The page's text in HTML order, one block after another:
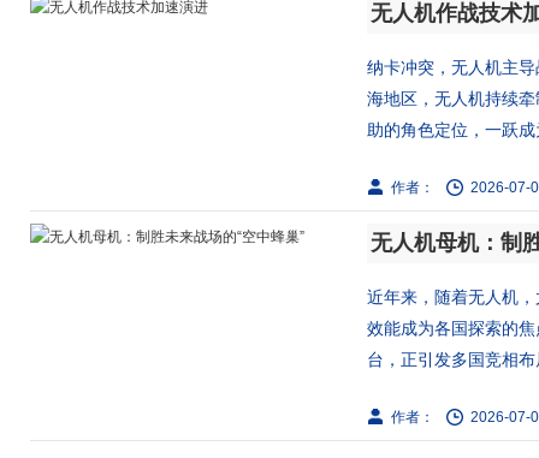
无人机作战技术
纳卡冲突，无人机主
海地区，无人机持续
助的角色定位，一跃
作者： 2026-07-
无人机母机：制
近年来，随着无人机
效能成为各国探索的
台，正引发多国竞相
作者： 2026-07-